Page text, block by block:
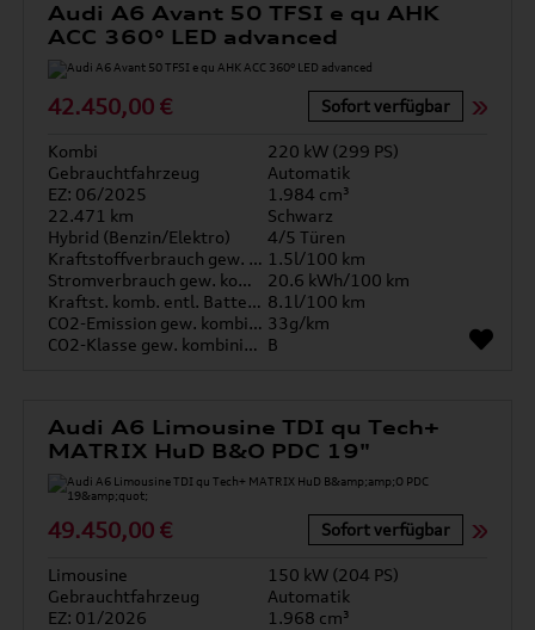
Audi A6 Avant 50 TFSI e qu AHK
ACC 360° LED advanced
42.450,00 € Sofort verfügbar
Kombi
220 kW (299 PS)
Gebrauchtfahrzeug
Automatik
EZ: 06/2025
1.984 cm³
22.471 km
Schwarz
Hybrid (Benzin/Elektro)
4/5 Türen
Kraftstoffverbrauch gew. kombiniert 1.5l/100 km
Stromverbrauch gew. kombiniert
20.6 kWh/100 km
Kraftst. komb. entl. Batterie 8.1l/100 km
CO2-Emission gew. kombiniert 33g/km
CO2-Klasse gew. kombiniert B
Audi A6 Limousine TDI qu Tech+
MATRIX HuD B&O PDC 19"
49.450,00 € Sofort verfügbar
Limousine
150 kW (204 PS)
Gebrauchtfahrzeug
Automatik
EZ: 01/2026
1.968 cm³